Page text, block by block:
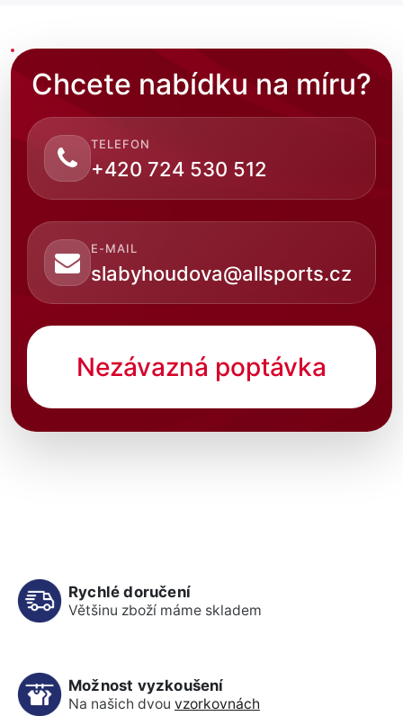
Chcete nabídku na míru?
TELEFON
+420 724 530 512
E-MAIL
slabyhoudova@allsports.cz
Nezávazná poptávka
Rychlé doručení
Většinu zboží máme skladem
Možnost vyzkoušení
Na našich dvou vzorkovnách